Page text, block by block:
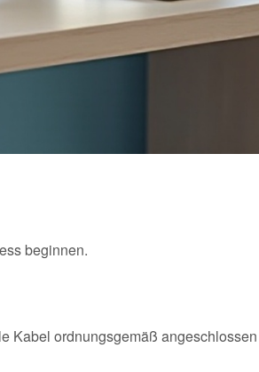
beginnen.
Kabel ordnungsgemäß angeschlossen